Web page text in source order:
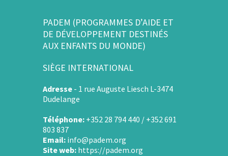
PADEM (PROGRAMMES D’AIDE ET
DE DÉVELOPPEMENT DESTINÉS
AUX ENFANTS DU MONDE)
SIÈGE INTERNATIONAL
Adresse - 1 rue Auguste Liesch L-3474
Dudelange
Téléphone: +352 28 794 440 / +352 691
803 837
Email: info@padem.org
Site web: https://padem.org